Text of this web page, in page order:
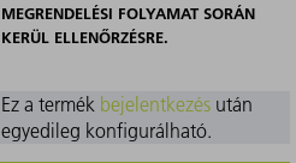
MEGRENDELÉSI FOLYAMAT SORÁN
KERÜL ELLENŐRZÉSRE.
Ez a termék bejelentkezésután
egyedileg konfigurálható.